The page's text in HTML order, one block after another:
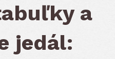
a
jedál: